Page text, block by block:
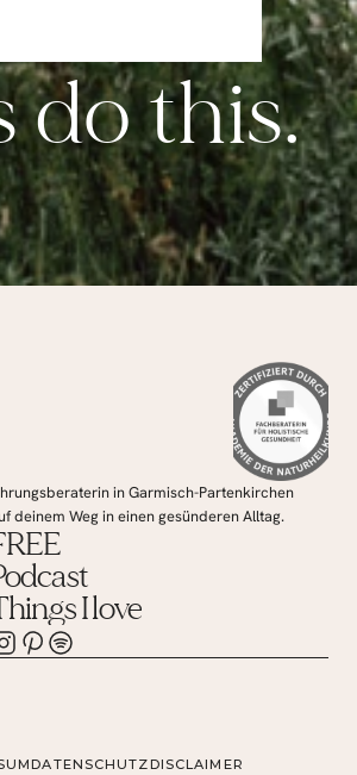
do this.
in Garmisch-Partenkirchen
deinem Weg in einen gesünderen Alltag.
I love
DATENSCHUTZDISCLAIMER